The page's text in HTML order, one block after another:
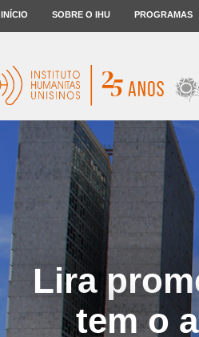
INÍCIO SOBRE O IHU PROGRAMAS
Lira
tem o